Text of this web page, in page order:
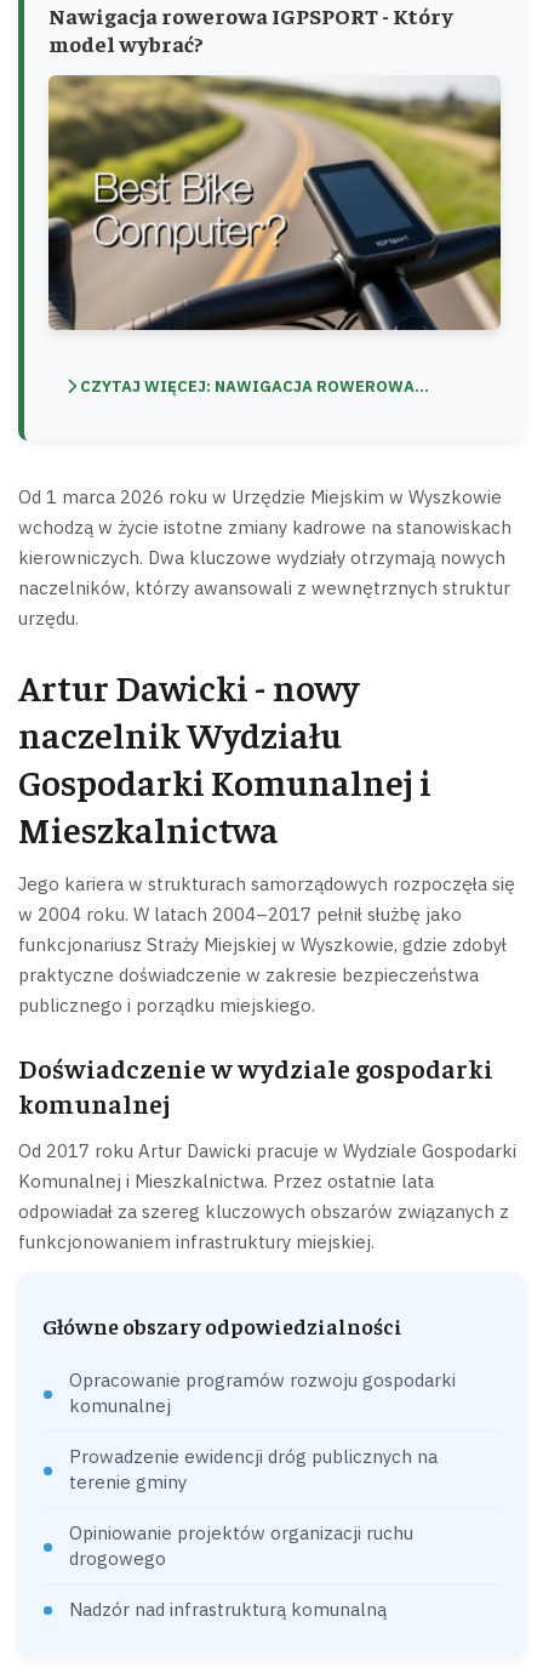
Nawigacja rowerowa IGPSPORT - Który
model wybrać?
CZYTAJ WIĘCEJ: NAWIGACJA ROWEROWA...
Od 1 marca 2026 roku w Urzędzie Miejskim w Wyszkowie
wchodzą w życie istotne zmiany kadrowe na stanowiskach
kierowniczych. Dwa kluczowe wydziały otrzymają nowych
naczelników, którzy awansowali z wewnętrznych struktur
urzędu.
Artur Dawicki - nowy
naczelnik Wydziału
Gospodarki Komunalnej i
Mieszkalnictwa
Jego kariera w strukturach samorządowych rozpoczęła się
w 2004 roku. W latach 2004–2017 pełnił służbę jako
funkcjonariusz Straży Miejskiej w Wyszkowie, gdzie zdobył
praktyczne doświadczenie w zakresie bezpieczeństwa
publicznego i porządku miejskiego.
Doświadczenie w wydziale gospodarki
komunalnej
Od 2017 roku Artur Dawicki pracuje w Wydziale Gospodarki
Komunalnej i Mieszkalnictwa. Przez ostatnie lata
odpowiadał za szereg kluczowych obszarów związanych z
funkcjonowaniem infrastruktury miejskiej.
Główne obszary odpowiedzialności
Opracowanie programów rozwoju gospodarki
komunalnej
Prowadzenie ewidencji dróg publicznych na
terenie gminy
Opiniowanie projektów organizacji ruchu
drogowego
Nadzór nad infrastrukturą komunalną